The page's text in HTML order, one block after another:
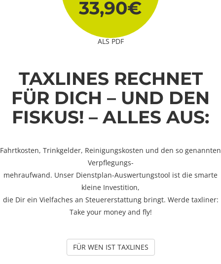
33,90€
ALS PDF
TAXLINES RECHNET
FÜR DICH – UND DEN
FISKUS! – ALLES AUS:
Fahrtkosten, Trinkgelder, Reinigungskosten und den so genannten
Verpflegungs-
mehraufwand. Unser Dienstplan-Auswertungstool ist die smarte
kleine Investition,
die Dir ein Vielfaches an Steuererstattung bringt. Werde taxliner:
Take your money and fly!
FÜR WEN IST TAXLINES